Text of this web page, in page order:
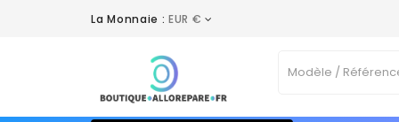
La Monnaie : EUR €